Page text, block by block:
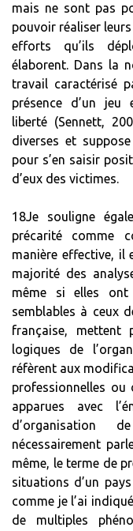
mais ne sont pas
pouvoir réaliser
efforts qu’ils
élaborent. Dans la
travail caractérisé
présence d’un
liberté (Sennett,
diverses et
pour s’en saisir
d’eux des victimes.
18Je souligne
précarité comme
manière effective, il
majorité des
même si elles ont
semblables à ceux
française, mettent
logiques de
réfèrent aux
professionnelles
apparues avec
d’organisation
nécessairement
même, le terme de
situations d’un
comme je l’ai
de multiples